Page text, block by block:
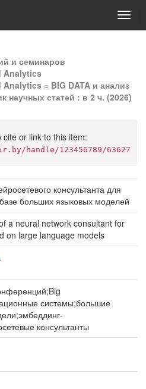
и семинаров
Analytics
= BIG DATA и анализ
научных статей : в 2 ч. (2026)
or link to this item:
handle/123456789/63627
консультанта для
больших языковых моделей
a neural network consultant for
on large language models
системы;большие
консультанты